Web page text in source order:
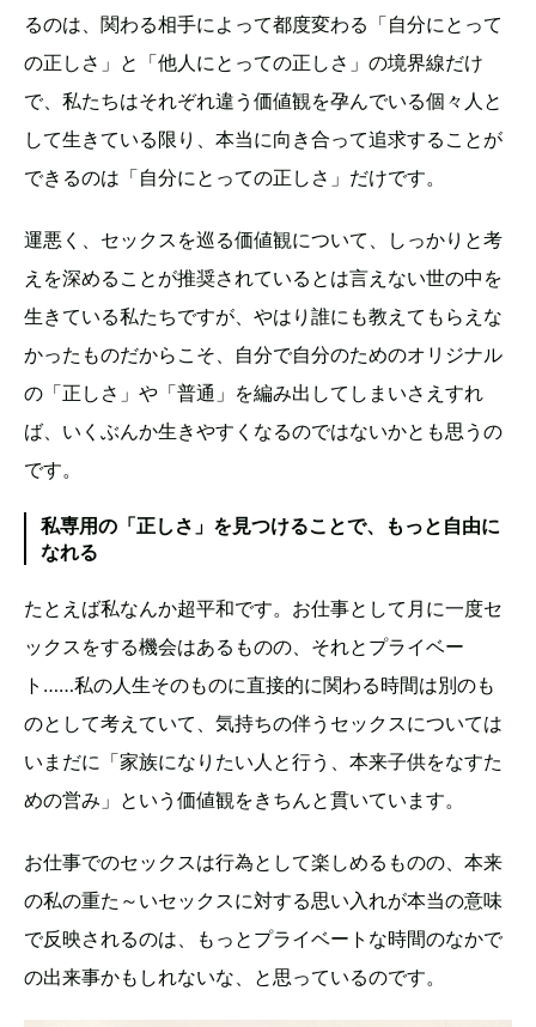
るのは、関わる相手によって都度変わる「自分にとって
の正しさ」と「他人にとっての正しさ」の境界線だけ
で、私たちはそれぞれ違う価値観を孕んでいる個々人と
して生きている限り、本当に向き合って追求することが
できるのは「自分にとっての正しさ」だけです。
運悪く、セックスを巡る価値観について、しっかりと考
えを深めることが推奨されているとは言えない世の中を
生きている私たちですが、やはり誰にも教えてもらえな
かったものだからこそ、自分で自分のためのオリジナル
の「正しさ」や「普通」を編み出してしまいさえすれ
ば、いくぶんか生きやすくなるのではないかとも思うの
です。
私専用の「正しさ」を見つけることで、もっと自由に
なれる
たとえば私なんか超平和です。お仕事として月に一度セ
ックスをする機会はあるものの、それとプライベー
ト……私の人生そのものに直接的に関わる時間は別のも
のとして考えていて、気持ちの伴うセックスについては
いまだに「家族になりたい人と行う、本来子供をなすた
めの営み」という価値観をきちんと貫いています。
お仕事でのセックスは行為として楽しめるものの、本来
の私の重た～いセックスに対する思い入れが本当の意味
で反映されるのは、もっとプライベートな時間のなかで
の出来事かもしれないな、と思っているのです。